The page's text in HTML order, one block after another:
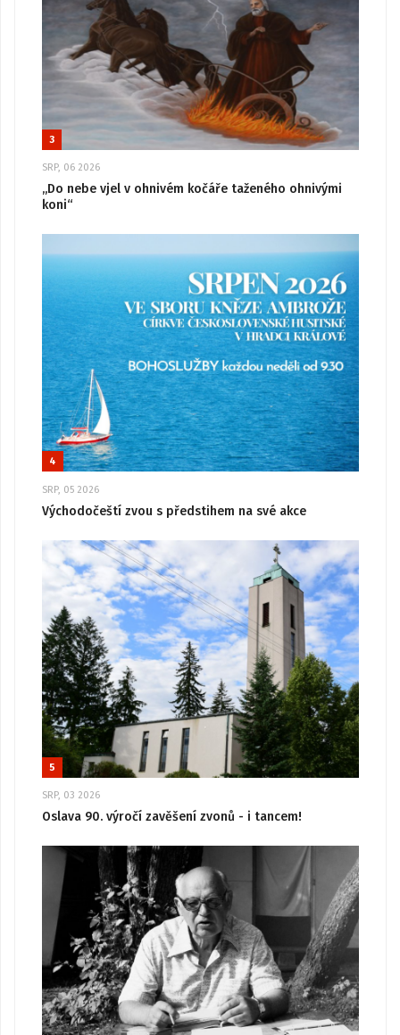
3
SRP, 06 2026
„Do nebe vjel v ohnivém kočáře taženého ohnivými
koni“
4
SRP, 05 2026
Východočeští zvou s předstihem na své akce
5
SRP, 03 2026
Oslava 90. výročí zavěšení zvonů - i tancem!